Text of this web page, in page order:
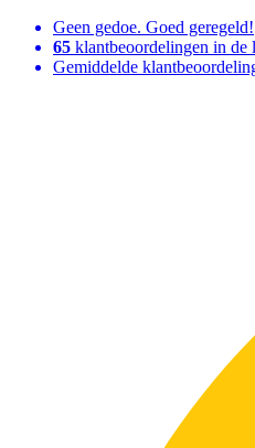
Geen gedoe. Goed geregeld!
65 klantbeoordelingen in de
Gemiddelde